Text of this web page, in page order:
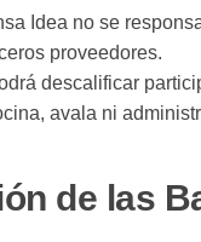
Idea no se
proveedores.
descalificar
avala ni
de las